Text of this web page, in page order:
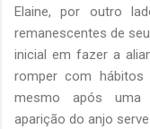
Elaine, por outro
remanescentes de
inicial em fazer a
romper com hábitos
mesmo após uma
aparição do anjo